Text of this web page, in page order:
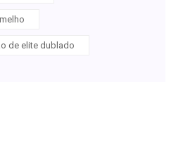
de elite dublado